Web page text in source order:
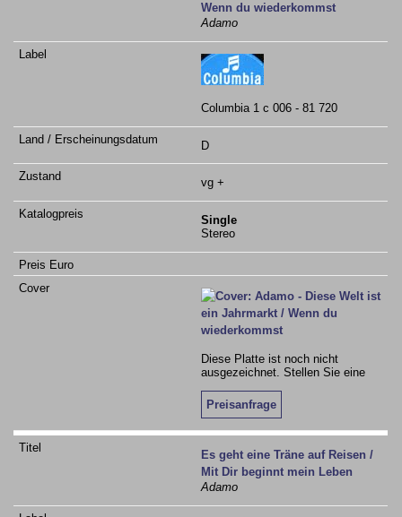
Wenn du wiederkommst
Adamo
Columbia 1 c 006 - 81 720
D
vg +
Single
Stereo
Diese Platte ist noch nicht
ausgezeichnet. Stellen Sie eine
Preisanfrage
Es geht eine Träne auf Reisen /
Mit Dir beginnt mein Leben
Adamo